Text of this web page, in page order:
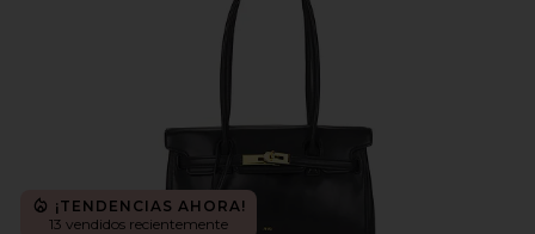
¡TENDENCIAS AHORA!
13 vendidos recientemente